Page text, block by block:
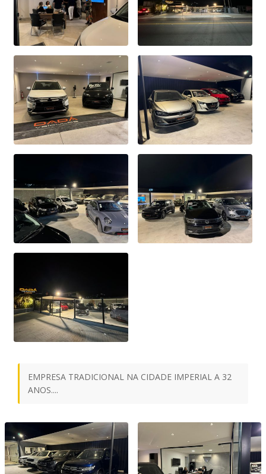
EMPRESA TRADICIONAL NA CIDADE IMPERIAL A 32
ANOS....